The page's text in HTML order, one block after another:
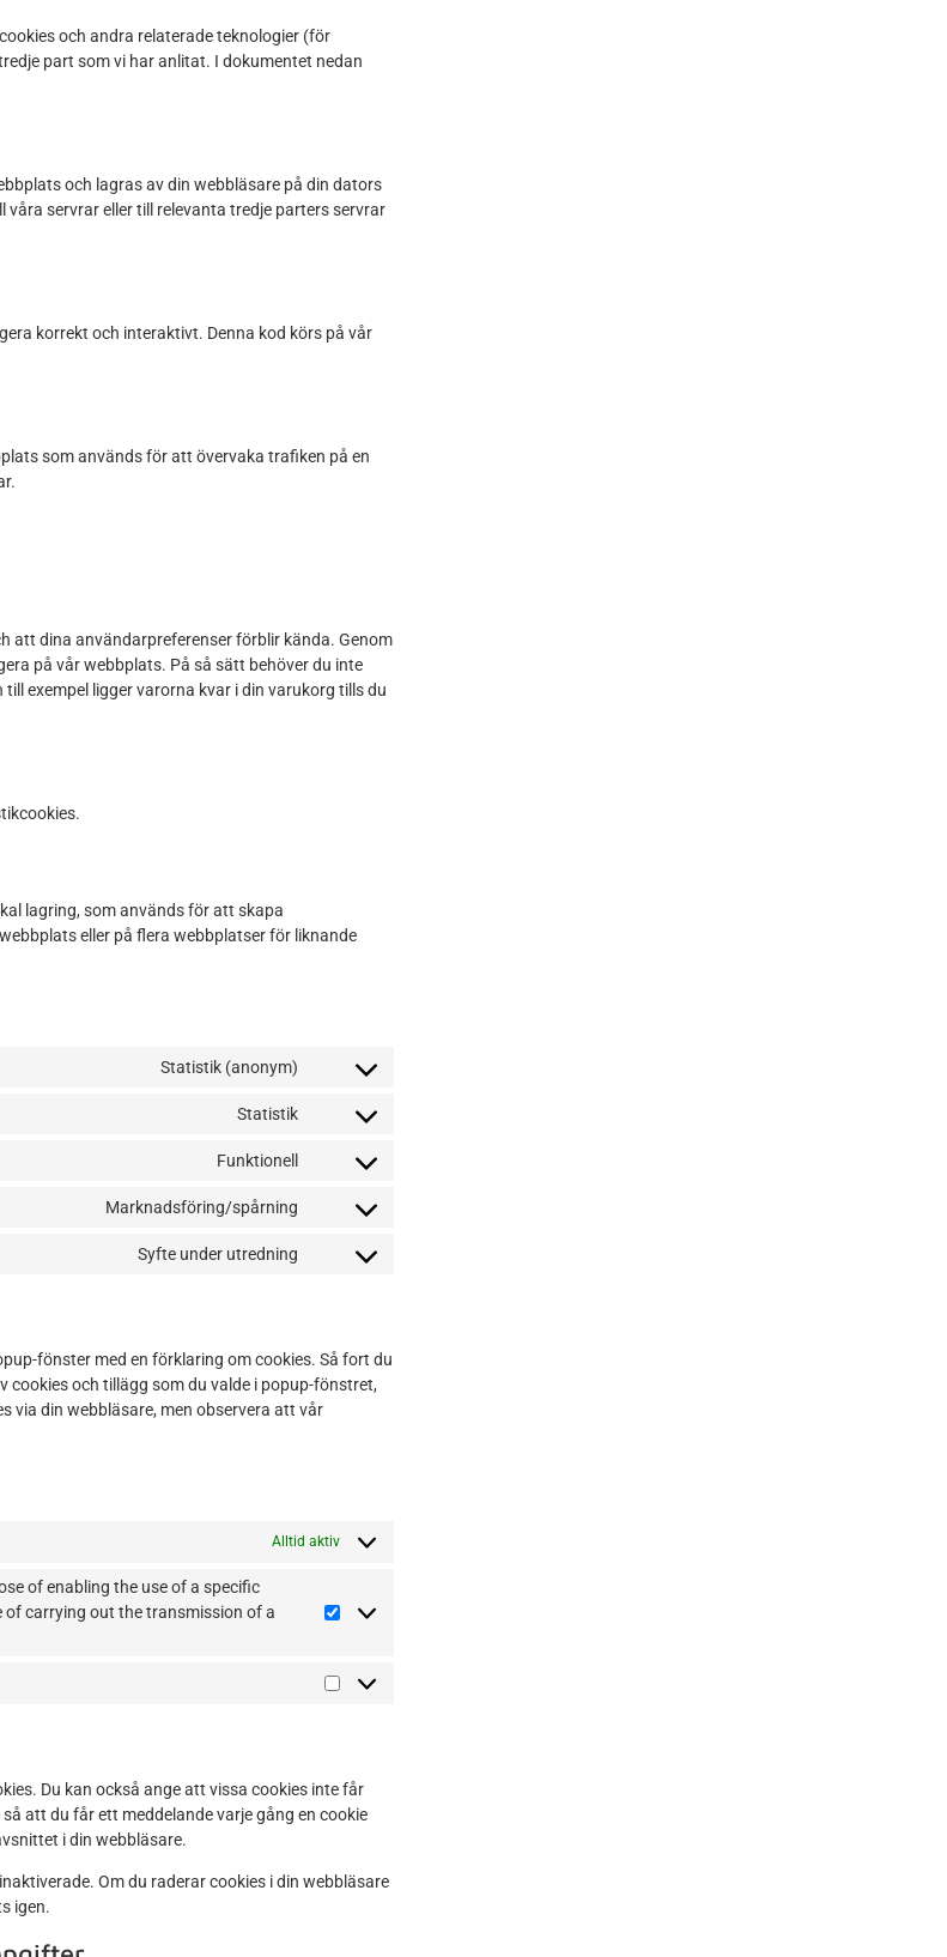
och andra relaterade teknologier (för
part som vi har anlitat. I dokumentet nedan
och lagras av din webbläsare på din dators
servrar eller till relevanta tredje parters servrar
korrekt och interaktivt. Denna kod körs på vår
som används för att övervaka trafiken på en
att dina användarpreferenser förblir kända. Genom
på vår webbplats. På så sätt behöver du inte
exempel ligger varorna kvar i din varukorg tills du
lagring, som används för att skapa
eller på flera webbplatser för liknande
Statistik (anonym)
Statistik
Funktionell
Marknadsföring/spårning
Syfte under utredning
fönster med en förklaring om cookies. Så fort du
cookies och tillägg som du valde i popup-fönstret,
via din webbläsare, men observera att vår
Alltid aktiv
of enabling the use of a specific
of carrying out the transmission of a
Du kan också ange att vissa cookies inte får
att du får ett meddelande varje gång en cookie
i din webbläsare.
Om du raderar cookies i din webbläsare
igen.